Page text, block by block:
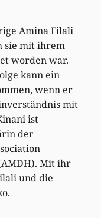
Amina Filali
sie mit ihrem
worden war.
kann ein
wenn er
mit
ist
der
Mit ihr
und die